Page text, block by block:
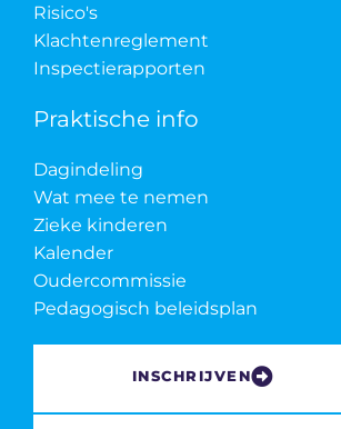
Risico's
Klachtenreglement
Inspectierapporten
Praktische info
Dagindeling
Wat mee te nemen
Zieke kinderen
Kalender
Oudercommissie
Pedagogisch beleidsplan
INSCHRIJVEN